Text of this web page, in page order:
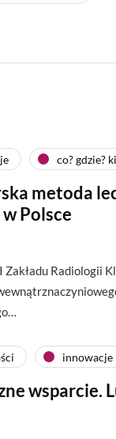
co? gdzie?
metoda
Polsce
Zakładu Radiologii
innowacje
wsparcie.